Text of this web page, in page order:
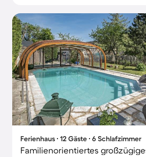
Ferienhaus ∙ 12 Gäste ∙ 6 Schlafzimmer